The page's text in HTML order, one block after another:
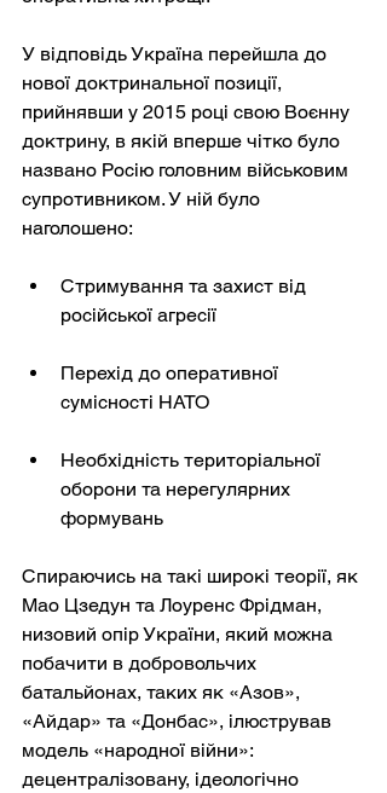
У відповідь Україна перейшла до
нової доктринальної позиції,
прийнявши у 2015 році свою Воєнну
доктрину, в якій вперше чітко було
названо Росію головним військовим
супротивником. У ній було
наголошено:
Стримування та захист від
російської агресії
Перехід до оперативної
сумісності НАТО
Необхідність територіальної
оборони та нерегулярних
формувань
Спираючись на такі широкі теорії, як
Мао Цзедун та Лоуренс Фрідман,
низовий опір України, який можна
побачити в добровольчих
батальйонах, таких як «Азов»,
«Айдар» та «Донбас», ілюстрував
модель «народної війни»:
децентралізовану, ідеологічно